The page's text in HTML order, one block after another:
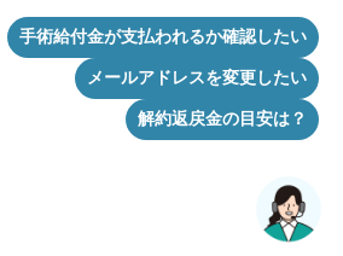
手術給付金が支払われるか確認したい
メールアドレスを変更したい
解約返戻金の目安は？